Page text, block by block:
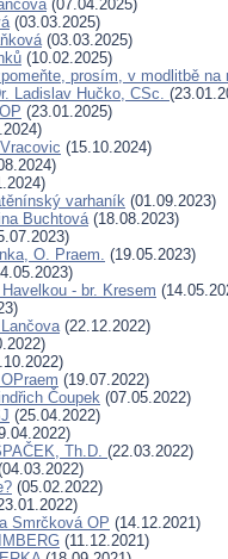
(07.04.2025)
(03.03.2025)
(03.03.2025)
(10.02.2025)
prosím, v modlitbě na
Ladislav Hučko, CSc.
(23.01.2025)
(15.10.2024)
varhaník (01.09.2023)
Buchtová(18.08.2023)
O. Praem. (19.05.2023)
- br. Kresem
(22.12.2022)
(19.07.2022)
Čoupek (07.05.2022)
(25.04.2022)
Th.D. (22.03.2022)
(05.02.2022)
Smrčková OP (14.12.2021)
(11.12.2021)